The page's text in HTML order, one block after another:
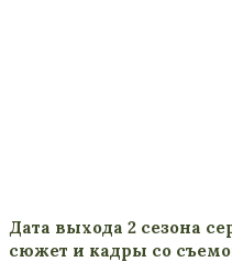
Дата выхода 2 сезона
сюжет и кадры со